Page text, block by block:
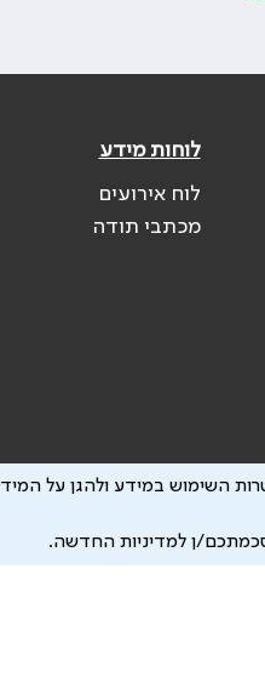
לוחות מידע
לוח אירועים
מכתבי תודה
השימוש במידע ולהגן על
ן למדיניות החדשה.